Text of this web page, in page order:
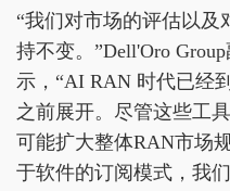
“我们对市场的评估以
持不变。”Dell'Oro
示，“AI RAN 时代已经
之前展开。尽管这些工
可能扩大整体RAN市场
于软件的订阅模式，我